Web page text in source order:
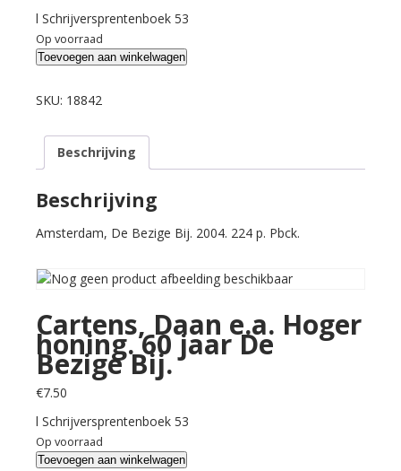
l Schrijversprentenboek 53
Op voorraad
Cartens,
e.a.
honing.
De
Bij.
Toevoegen aan winkelwagen
SKU: 18842
Beschrijving
Beschrijving
Amsterdam, De Bezige Bij. 2004. 224 p. Pbck.
Cartens, Daan e.a. Hoger
honing. 60 jaar De
Bezige Bij.
€7.50
l Schrijversprentenboek 53
Op voorraad
Cartens,
Toevoegen aan winkelwagen